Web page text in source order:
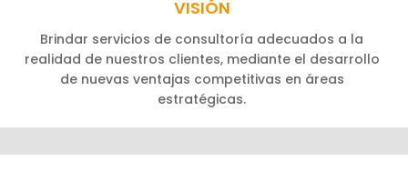
VISIÓN
Brindar servicios de consultoría adecuados a la
realidad de nuestros clientes, mediante el desarrollo
de nuevas ventajas competitivas en áreas
estratégicas.